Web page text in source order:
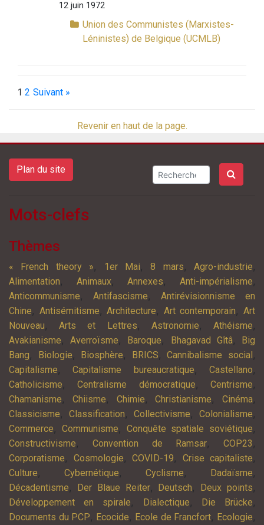
12 juin 1972
Union des Communistes (Marxistes-
Léninistes) de Belgique (UCMLB)
1 2 Suivant »
Revenir en haut de la page.
Plan du site
Mots-clefs
Thèmes
« French theory », 1er Mai,8 mars, Agro-industrie,
Alimentation, Animaux,Annexes,Anti-impérialisme,
Anticommunisme, Antifascisme, Antirévisionnisme en
Chine, Antisémitisme,Architecture, Art contemporain,Art
Nouveau,Arts et Lettres, Astronomie,Athéisme,
Avakianisme,Averroïsme, Baroque, Bhagavad Gîtâ,
Big
Bang, Biologie, Biosphère, BRICS,Cannibalisme social ,
Capitalisme,Capitalisme bureaucratique,Castellano,
Catholicisme,Centralisme démocratique,Centrisme,
Chamanisme, Chiisme, Chimie,Christianisme, Cinéma,
Classicisme, Classification, Collectivisme, Colonialisme,
Commerce, Communisme, Conquête spatiale soviétique,
Constructivisme, Convention de Ramsar, COP23 ,
Corporatisme, Cosmologie, COVID-19, Crise capitaliste,
Culture, Cybernétique, Cyclisme, Dadaïsme,
Décadentisme, Der Blaue Reiter, Deutsch, Deux points,
Développement en spirale, Dialectique, Die Brücke,
Documents du PCP, Ecocide, Ecole de Francfort, Ecologie,